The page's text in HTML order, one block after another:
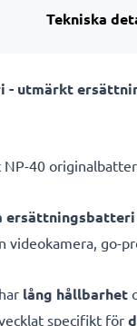
Tekniska
- utmärkt
40
ersättningsbatteri
videokamera, go-
lång hållbarhet
specifikt för